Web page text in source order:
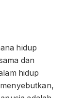
hidup
dan
hidup